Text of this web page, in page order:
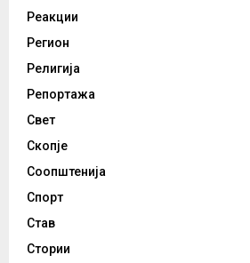
Реакции
Регион
Религија
Репортажа
Свет
Скопје
Соопштенија
Спорт
Став
Стории